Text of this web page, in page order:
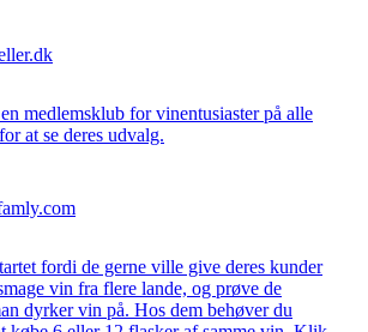
medlemsklub for vinentusiaster på alle
at se deres udvalg.
fordi de gerne ville give deres kunder
vin fra flere lande, og prøve de
dyrker vin på. Hos dem behøver du